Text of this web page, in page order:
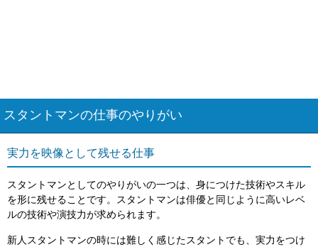
スタントマンの仕事のやりがい
実力を映像として残せる仕事
スタントマンとしてのやりがいの一つは、身につけた技術やスキル
を形に残せることです。スタントマンは俳優と同じように高いレベ
ルの技術や演技力が求められます。
新人スタントマンの時には難しく感じたスタントでも、実力をつけ